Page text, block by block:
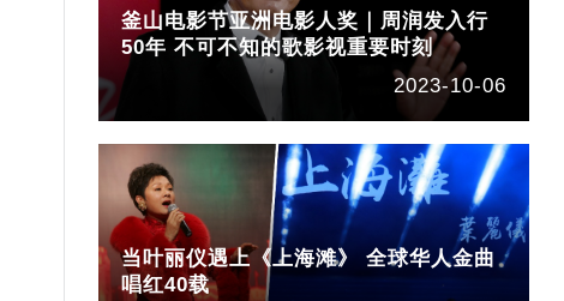
釜山电影节亚洲电影人奖｜周润发入行
50年 不可不知的歌影视重要时刻
2023-10-06
当叶丽仪遇上《上海滩》 全球华人金曲
唱红40载